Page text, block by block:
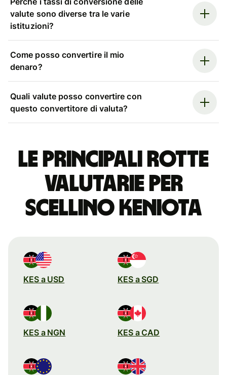
valute sono diverse tra le varie
istituzioni?
Come posso convertire il mio
denaro?
Quali valute posso convertire con
questo convertitore di valuta?
Le principali rotte
valutarie per
scellino keniota
KES a USD KES a SGD
KES a NGN KES a CAD